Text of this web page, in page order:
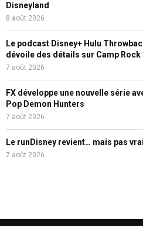
Disneyland
8 août 2026
Le podcast Disney+ Hulu
dévoile des détails sur Camp Rock
7 août 2026
FX développe une nouvelle série
Pop Demon Hunters
7 août 2026
Le runDisney revient… mais pas
7 août 2026